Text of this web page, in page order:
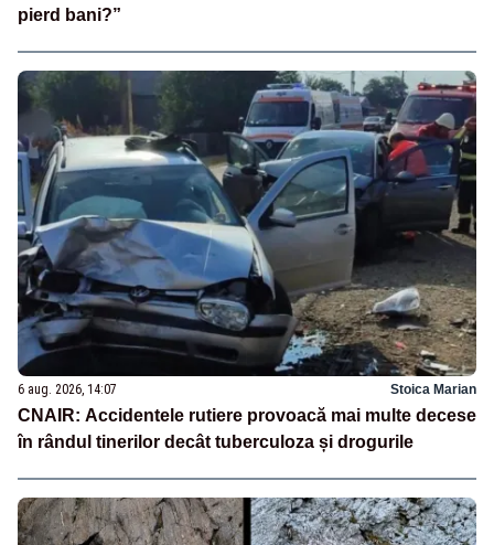
pierd bani?”
6 aug. 2026, 14:07 Stoica Marian
CNAIR: Accidentele rutiere provoacă mai multe decese
în rândul tinerilor decât tuberculoza și drogurile